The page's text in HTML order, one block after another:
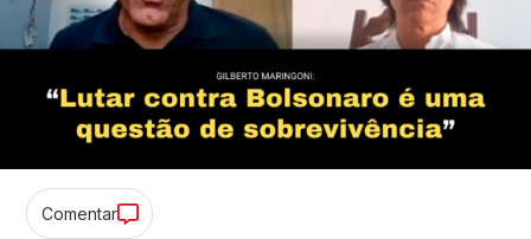
Comentar